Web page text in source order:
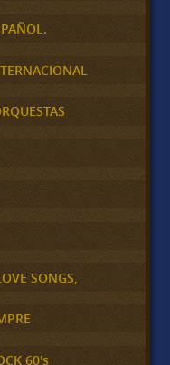
SONGS,
60's